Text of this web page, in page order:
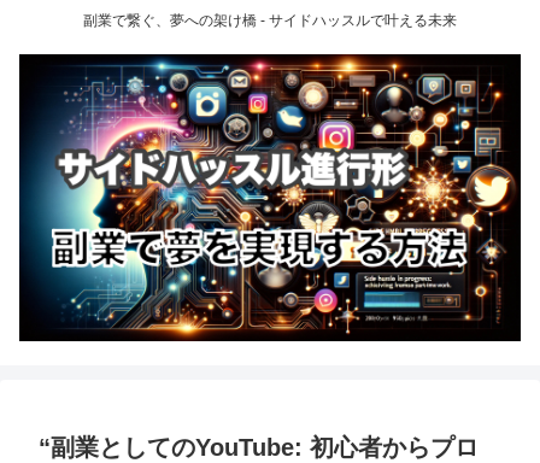
副業で繋ぐ、夢への架け橋 - サイドハッスルで叶える未来
“副業としてのYouTube: 初心者からプロ